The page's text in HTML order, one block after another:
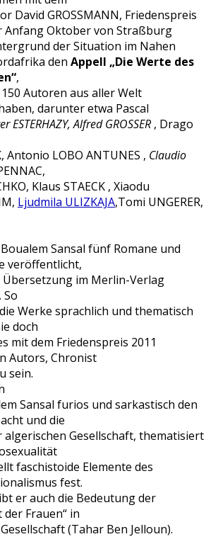
David GROSSMANN, Friedenspreis
Anfang Oktober von Straßburg
der Situation im Nahen
den Appell „Die Werte des
,
Autoren aus aller Welt
darunter etwa Pascal
ESTERHAZY, Alfred GROSSER , Drago
Antonio LOBO ANTUNES , Claudio
Klaus STAECK , Xiaodu
Ljudmila ULIZKAJA,Tomi UNGERER,
Sansal fünf Romane und
veröffentlicht,
Übersetzung im Merlin-Verlag
So
Werke sprachlich und thematisch
doch
mit dem Friedenspreis 2011
Autors, Chronist
sein.
Sansal furios und sarkastisch den
und die
Gesellschaft, thematisiert
faschistoide Elemente des
fest.
er auch die Bedeutung der
Frauen“ in
(Tahar Ben Jelloun).